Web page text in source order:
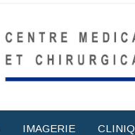
IMAGERIE